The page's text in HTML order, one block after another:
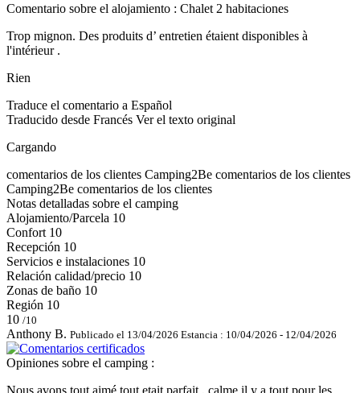
Comentario sobre el alojamiento : Chalet 2 habitaciones
Trop mignon. Des produits d’ entretien étaient disponibles à
l'intérieur .
Rien
Traduce el comentario a Español
Traducido desde Francés Ver el texto original
Cargando
comentarios de los clientes Camping2Be comentarios de los clientes
Camping2Be comentarios de los clientes
Notas detalladas sobre el camping
Alojamiento/Parcela 10
Confort 10
Recepción 10
Servicios e instalaciones 10
Relación calidad/precio 10
Zonas de baño 10
Región 10
10 /10
Anthony B. Publicado el 13/04/2026 Estancia : 10/04/2026 - 12/04/2026
Opiniones sobre el camping :
Nous avons tout aimé tout etait parfait , calme il y a tout pour les